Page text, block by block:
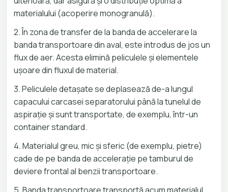
materialului (acoperire monogranulă).
2. În zona de transfer de la banda de accelerare la
banda transportoare din aval, este introdus de jos un
flux de aer. Acesta elimină peliculele și elementele
ușoare din fluxul de material.
3. Peliculele detașate se deplasează de-a lungul
capacului carcasei separatorului până la tunelul de
aspirație și sunt transportate, de exemplu, într-un
container standard.
4. Materialul greu, mic și sferic (de exemplu, pietre)
cade de pe banda de accelerație pe tamburul de
deviere frontal al benzii transportoare.